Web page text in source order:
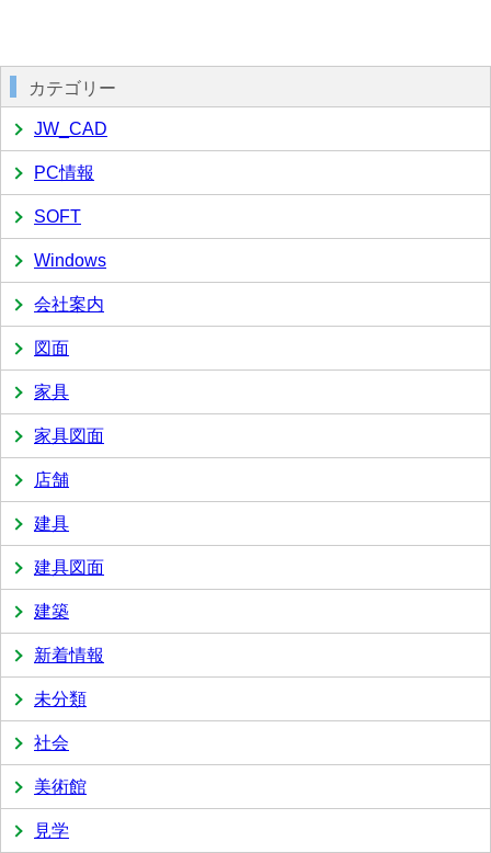
カテゴリー
JW_CAD
PC情報
SOFT
Windows
会社案内
図面
家具
家具図面
店舗
建具
建具図面
建築
新着情報
未分類
社会
美術館
見学